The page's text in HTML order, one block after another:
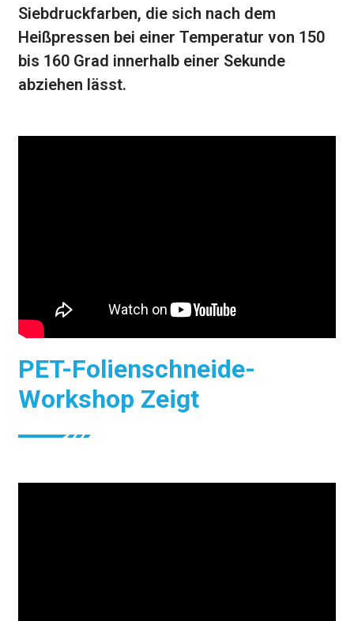
Siebdruckfarben, die sich nach dem
Heißpressen bei einer Temperatur von 150
bis 160 Grad innerhalb einer Sekunde
abziehen lässt.
PET-Folienschneide-
Workshop Zeigt